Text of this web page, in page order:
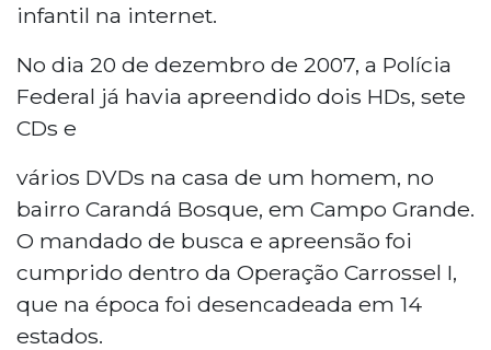
infantil na internet.
No dia 20 de dezembro de 2007, a Polícia
Federal já havia apreendido dois HDs, sete
CDs e
vários DVDs na casa de um homem, no
bairro Carandá Bosque, em Campo Grande.
O mandado de busca e apreensão foi
cumprido dentro da Operação Carrossel I,
que na época foi desencadeada em 14
estados.